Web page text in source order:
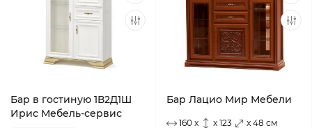
Бар в гостиную 1В2Д1Ш
Ирис Мебель-сервис
Бар Лацио Мир Мебели
160 x x 123 x 48 см